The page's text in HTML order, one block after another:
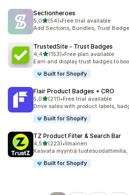
Sectionheroes
5,0/ 5 tähteä
(54)
54 arvostelua yhteensä
•Free trial available
Add Sections, Bundles, Trust
TrustedSite ‑ Trust Badges
4,4/ 5 tähteä
(153)
153 arvostelua yhteensä
•Free plan available
Earn and display trust badges to
Built for Shopify
Flair Product Badges + CRO
5,0/ 5 tähteä
(211)
211 arvostelua yhteensä
•Free trial available
Drive sales with product labels,
Built for Shopify
TZ Product Filter & Search Bar
4,5/ 5 tähteä
(223)
223 arvostelua yhteensä
•Ilmainen
Kasvata myyntiä
Built for Shopify